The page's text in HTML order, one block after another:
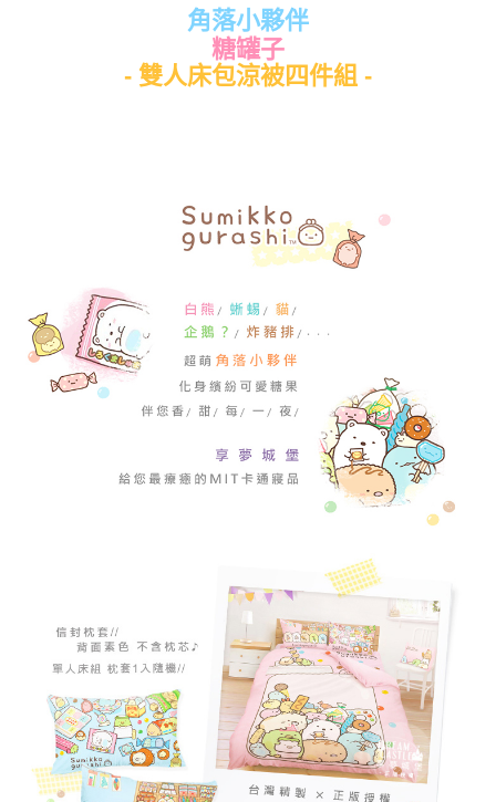
每筆NT$60，滿NT$699(含以上)免運費
每筆NT$80，滿NT$699(含以上)免運費
角落小夥伴
糖罐子
- 雙人床包涼被四件組 -